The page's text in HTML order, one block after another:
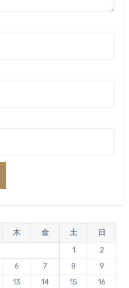
木 金 土
日
1
2
6 7 8
9
13 14 15
16